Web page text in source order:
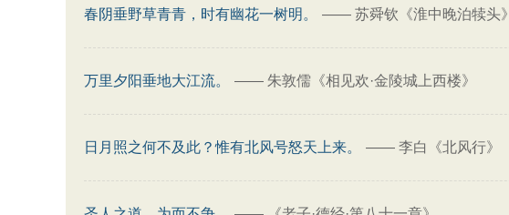
春阴垂野草青青，时有幽花一树明。 —— 苏舜钦《淮中晚泊犊头》
万里夕阳垂地大江流。 —— 朱敦儒《相见欢·金陵城上西楼》
日月照之何不及此？惟有北风号怒天上来。 —— 李白《北风行》